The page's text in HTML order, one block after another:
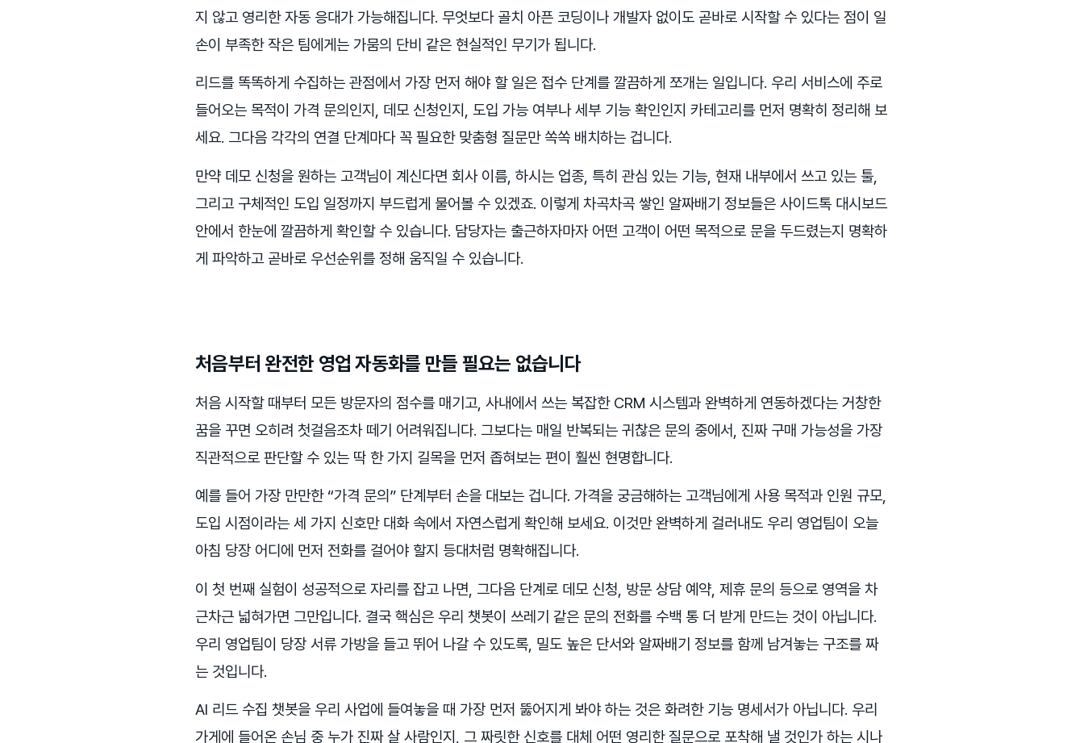
지 않고 영리한 자동 응대가 가능해집니다. 무엇보다 골치 아픈 코딩이나 개발자 없이도 곧바로 시작할 수 있다는 점이 일
손이 부족한 작은 팀에게는 가뭄의 단비 같은 현실적인 무기가 됩니다.
리드를 똑똑하게 수집하는 관점에서 가장 먼저 해야 할 일은 접수 단계를 깔끔하게 쪼개는 일입니다. 우리 서비스에 주로
들어오는 목적이 가격 문의인지, 데모 신청인지, 도입 가능 여부나 세부 기능 확인인지 카테고리를 먼저 명확히 정리해 보
세요. 그다음 각각의 연결 단계마다 꼭 필요한 맞춤형 질문만 쏙쏙 배치하는 겁니다.
만약 데모 신청을 원하는 고객님이 계신다면 회사 이름, 하시는 업종, 특히 관심 있는 기능, 현재 내부에서 쓰고 있는 툴,
그리고 구체적인 도입 일정까지 부드럽게 물어볼 수 있겠죠. 이렇게 차곡차곡 쌓인 알짜배기 정보들은 사이드톡 대시보드
안에서 한눈에 깔끔하게 확인할 수 있습니다. 담당자는 출근하자마자 어떤 고객이 어떤 목적으로 문을 두드렸는지 명확하
게 파악하고 곧바로 우선순위를 정해 움직일 수 있습니다.
처음부터 완전한 영업 자동화를 만들 필요는 없습니다
처음 시작할 때부터 모든 방문자의 점수를 매기고, 사내에서 쓰는 복잡한 CRM 시스템과 완벽하게 연동하겠다는 거창한
꿈을 꾸면 오히려 첫걸음조차 떼기 어려워집니다. 그보다는 매일 반복되는 귀찮은 문의 중에서, 진짜 구매 가능성을 가장
직관적으로 판단할 수 있는 딱 한 가지 길목을 먼저 좁혀보는 편이 훨씬 현명합니다.
예를 들어 가장 만만한 “가격 문의” 단계부터 손을 대보는 겁니다. 가격을 궁금해하는 고객님에게 사용 목적과 인원 규모,
도입 시점이라는 세 가지 신호만 대화 속에서 자연스럽게 확인해 보세요. 이것만 완벽하게 걸러내도 우리 영업팀이 오늘
아침 당장 어디에 먼저 전화를 걸어야 할지 등대처럼 명확해집니다.
이 첫 번째 실험이 성공적으로 자리를 잡고 나면, 그다음 단계로 데모 신청, 방문 상담 예약, 제휴 문의 등으로 영역을 차
근차근 넓혀가면 그만입니다. 결국 핵심은 우리 챗봇이 쓰레기 같은 문의 전화를 수백 통 더 받게 만드는 것이 아닙니다.
우리 영업팀이 당장 서류 가방을 들고 뛰어 나갈 수 있도록, 밀도 높은 단서와 알짜배기 정보를 함께 남겨놓는 구조를 짜
는 것입니다.
AI 리드 수집 챗봇을 우리 사업에 들여놓을 때 가장 먼저 뚫어지게 봐야 하는 것은 화려한 기능 명세서가 아닙니다. 우리
가게에 들어온 손님 중 누가 진짜 살 사람인지, 그 짜릿한 신호를 대체 어떤 영리한 질문으로 포착해 낼 것인가 하는 시나